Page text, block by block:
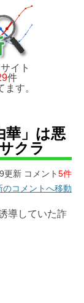
イト
件
ます。
華」は悪
クラ
更新 コメント5件
のコメントへ移動
導していた詐